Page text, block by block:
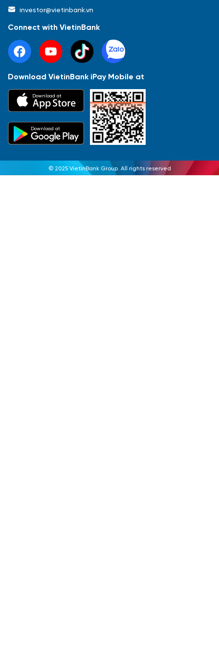
investor@vietinbank.vn
Connect with VietinBank
Download VietinBank iPay Mobile at
Download at
Download at
© 2025 VietinBank Group. All rights reserved